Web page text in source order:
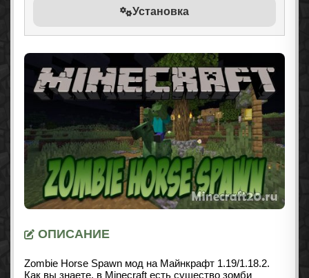
Установка
ОПИСАНИЕ
Zombie Horse Spawn мод на Майнкрафт 1.19/1.18.2.
Как вы знаете, в Minecraft есть существо зомби